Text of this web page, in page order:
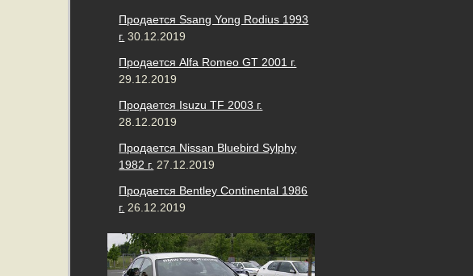
Продается Ssang Yong Rodius 1993
г. 30.12.2019
Продается Alfa Romeo GT 2001 г.
29.12.2019
Продается Isuzu TF 2003 г.
28.12.2019
Продается Nissan Bluebird Sylphy
1982 г. 27.12.2019
Продается Bentley Continental 1986
г. 26.12.2019